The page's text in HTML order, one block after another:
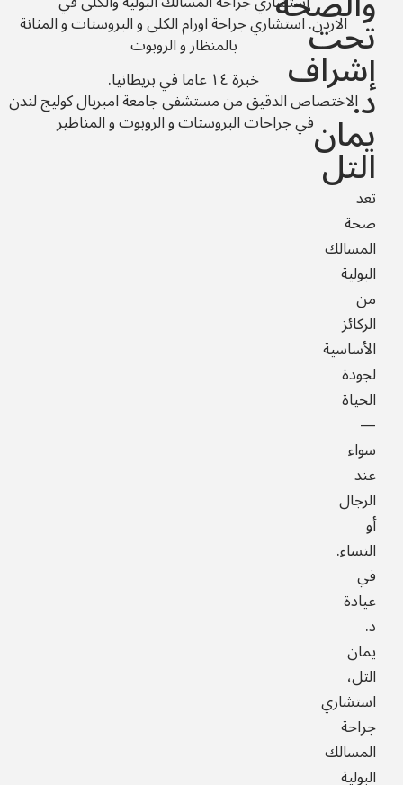
تحت
إشراف
د.
يمان
التل
تعد
صحة
المسالك
البولية
من
الركائز
الأساسية
لجودة
الحياة
—
سواء
عند
الرجال
أو
النساء.
في
عيادة
د.
يمان
التل،
استشاري
جراحة
المسالك
البولية
الاردن.استشاري جراحة اورام الكلى و البروستات و المثانة
بالمنظار و الروبوت
خبرة ١٤ عاما في بريطانيا.
الاختصاص الدقيق من مستشفى جامعة امبريال كوليج لندن
في جراحات البروستات و الروبوت و المناظير